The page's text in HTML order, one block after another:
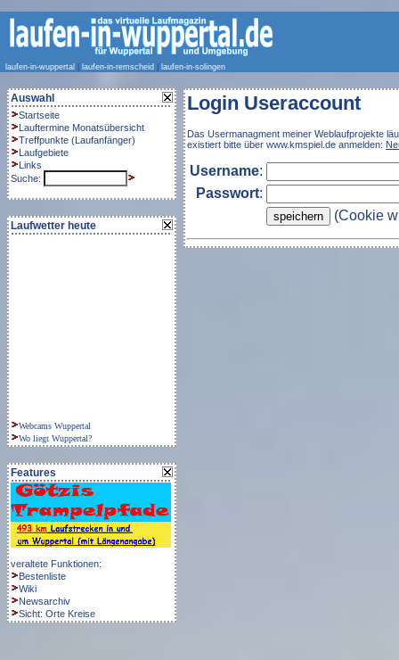
laufen-in-wuppertal laufen-in-remscheid laufen-in-solingen
Auswahl
Startseite
Lauftermine Monatsübersicht
Treffpunkte (Laufanfänger)
Laufgebiete
Links
Suche:
Laufwetter heute
Webcams Wuppertal
Wo liegt Wuppertal?
Features
veraltete Funktionen:
Bestenliste
Wiki
Newsarchiv
Sicht: Orte Kreise
Login Useraccount
Das Usermanagment meiner Weblaufprojekte
existiert bitte über www.kmspiel.de anmelden:
Username:
Passwort:
(Cookie